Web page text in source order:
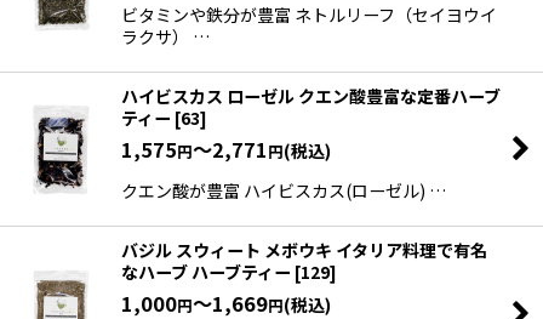
ビタミンや鉄分が豊富 ネトルリーフ（セイヨウイ
ラクサ） …
ハイビスカス ローゼル クエン酸豊富な定番ハーブ
ティー [63]
1,575円～2,771円(税込)
クエン酸が豊富 ハイビスカス(ローゼル) …
バジル スウィート メボウキ イタリア料理で有名
なハーブ ハーブティー [129]
1,000円～1,669円(税込)